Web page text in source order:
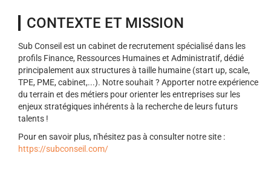
CONTEXTE ET MISSION
Sub Conseil est un cabinet de recrutement spécialisé dans les
profils Finance, Ressources Humaines et Administratif, dédié
principalement aux structures à taille humaine (start up, scale,
TPE, PME, cabinet,...). Notre souhait ? Apporter notre expérience
du terrain et des métiers pour orienter les entreprises sur les
enjeux stratégiques inhérents à la recherche de leurs futurs
talents !
Pour en savoir plus, n'hésitez pas à consulter notre site :
https://subconseil.com/